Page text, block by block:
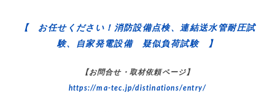
【 お任せください！消防設備点検、連結送水管耐圧試
験、自家発電設備 疑似負荷試験 】
【お問合せ・取材依頼ページ】
https://ma-tec.jp/distinations/entry/